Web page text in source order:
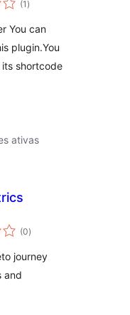
(1totais
)
You can
plugin.You
shortcode
ativas
(0avaliações
totais
)
journey
and